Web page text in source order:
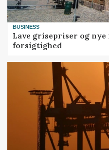
BUSINESS
Lave grisepriser og
forsigtighed